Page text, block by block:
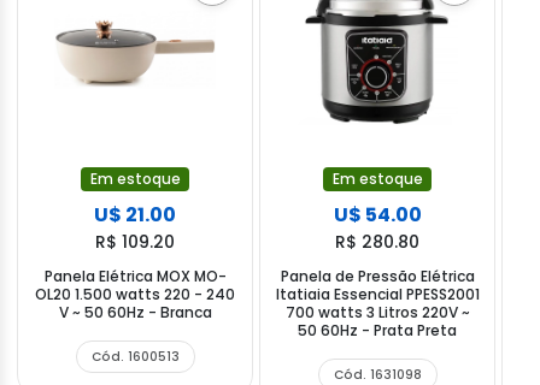
Em estoque
U$ 21.00
R$ 109.20
Panela Elétrica MOX MO-
OL20 1.500 watts 220 - 240
V ~ 50 60Hz - Branca
Cód. 1600513
Em estoque
U$ 54.00
R$ 280.80
Panela de Pressão Elétrica
Itatiaia Essencial PPESS2001
700 watts 3 Litros 220V ~
50 60Hz - Prata Preta
Cód. 1631098